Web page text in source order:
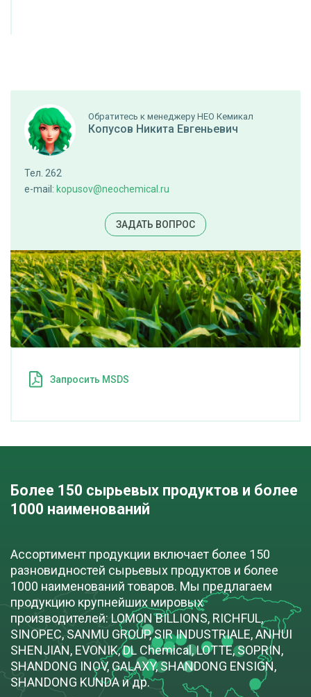
Обратитесь к менеджеру НЕО Кемикал
Копусов Никита Евгеньевич
Тел. 262
e-mail: kopusov@neochemical.ru
ЗАДАТЬ ВОПРОС
Запросить MSDS
Более 150 сырьевых продуктов и более
1000 наименований
Ассортимент продукции включает более 150
разновидностей сырьевых продуктов и более
1000 наименований товаров. Мы предлагаем
продукцию крупнейших мировых
производителей: LOMON BILLIONS, RICHFUL,
SINOPEC, SANMU GROUP, SIR INDUSTRIALE, ANHUI
SHENJIAN, EVONIK, DL Chemical, LOTTE, SOPRIN,
SHANDONG INOV, GALAXY, SHANDONG ENSIGN,
SHANDONG KUNDA и др.